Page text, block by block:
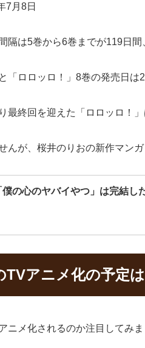
7月8日
隔は5巻から6巻までが119日
「ロロッロ！」8巻の発売日は
最終回を迎えた「ロロッロ！
んが、桜井のりおの新作マン
僕の心のヤバイやつ」は完結
TVアニメ化の予定は
ニメ化されるのか注目してみま